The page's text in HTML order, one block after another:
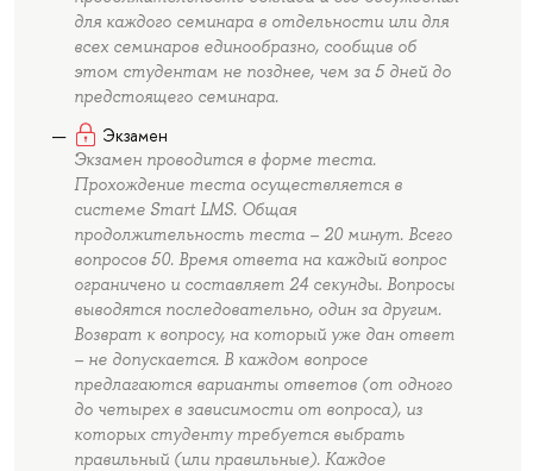
для каждого семинара в отдельности или для
всех семинаров единообразно, сообщив об
этом студентам не позднее, чем за 5 дней до
предстоящего семинара.
Экзамен
Экзамен проводится в форме теста.
Прохождение теста осуществляется в
системе Smart LMS. Общая
продолжительность теста – 20 минут. Всего
вопросов 50. Время ответа на каждый вопрос
ограничено и составляет 24 секунды. Вопросы
выводятся последовательно, один за другим.
Возврат к вопросу, на который уже дан ответ
– не допускается. В каждом вопросе
предлагаются варианты ответов (от одного
до четырех в зависимости от вопроса), из
которых студенту требуется выбрать
правильный (или правильные). Каждое